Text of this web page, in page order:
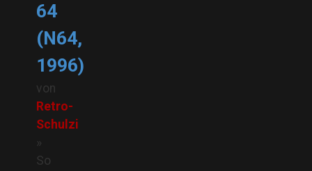
64
(N64,
1996)
von
Retro-
Schulzi
»
So